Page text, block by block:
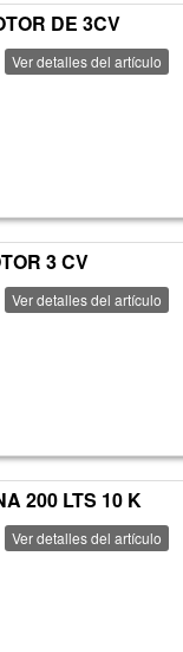
DE 3CV
Ver detalles del artículo
3 CV
Ver detalles del artículo
200 LTS 10 K
Ver detalles del artículo